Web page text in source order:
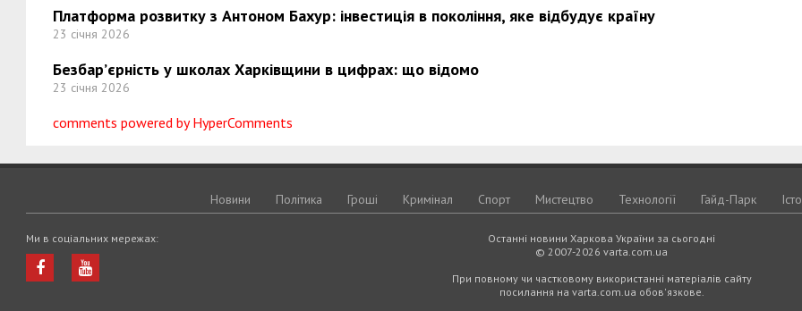
Платформа розвитку з Антоном Бахур: інвестиція в покоління, яке відбудує країну
23 січня 2026
Безбар’єрність у школах Харківщини в цифрах: що відомо
23 січня 2026
comments powered by HyperComments
Новини Політика Грошi Кримiнал Спорт Мистецтво Технологiї Гайд-Парк
Останні новини Харкова України за сьогодні
© 2007-2026 varta.com.ua
При повному чи частковому використанні матеріалів сайту
посилання на varta.com.ua обов'язкове.
Ми в соціальних мережах: